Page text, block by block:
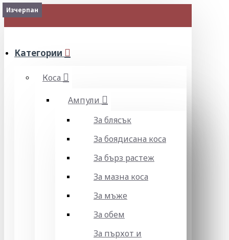
МЕНЮ
Категории
Коса
Ампули
За блясък
За боядисана коса
За бърз растеж
За мазна коса
За мъже
За обем
За пърхот и
2-3 Days
Изчерпан